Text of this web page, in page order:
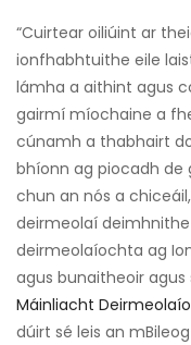
“Cuirtear oiliúint ar
ionfhabhtuithe eile
lámha a aithint agus
gairmí míochaine a
cúnamh a thabhairt
bhíonn ag piocadh de
chun an nós a chiceáil,
deirmeolaí
deirmeolaíochta ag
agus bunaitheoir
Máinliacht
dúirt sé leis an